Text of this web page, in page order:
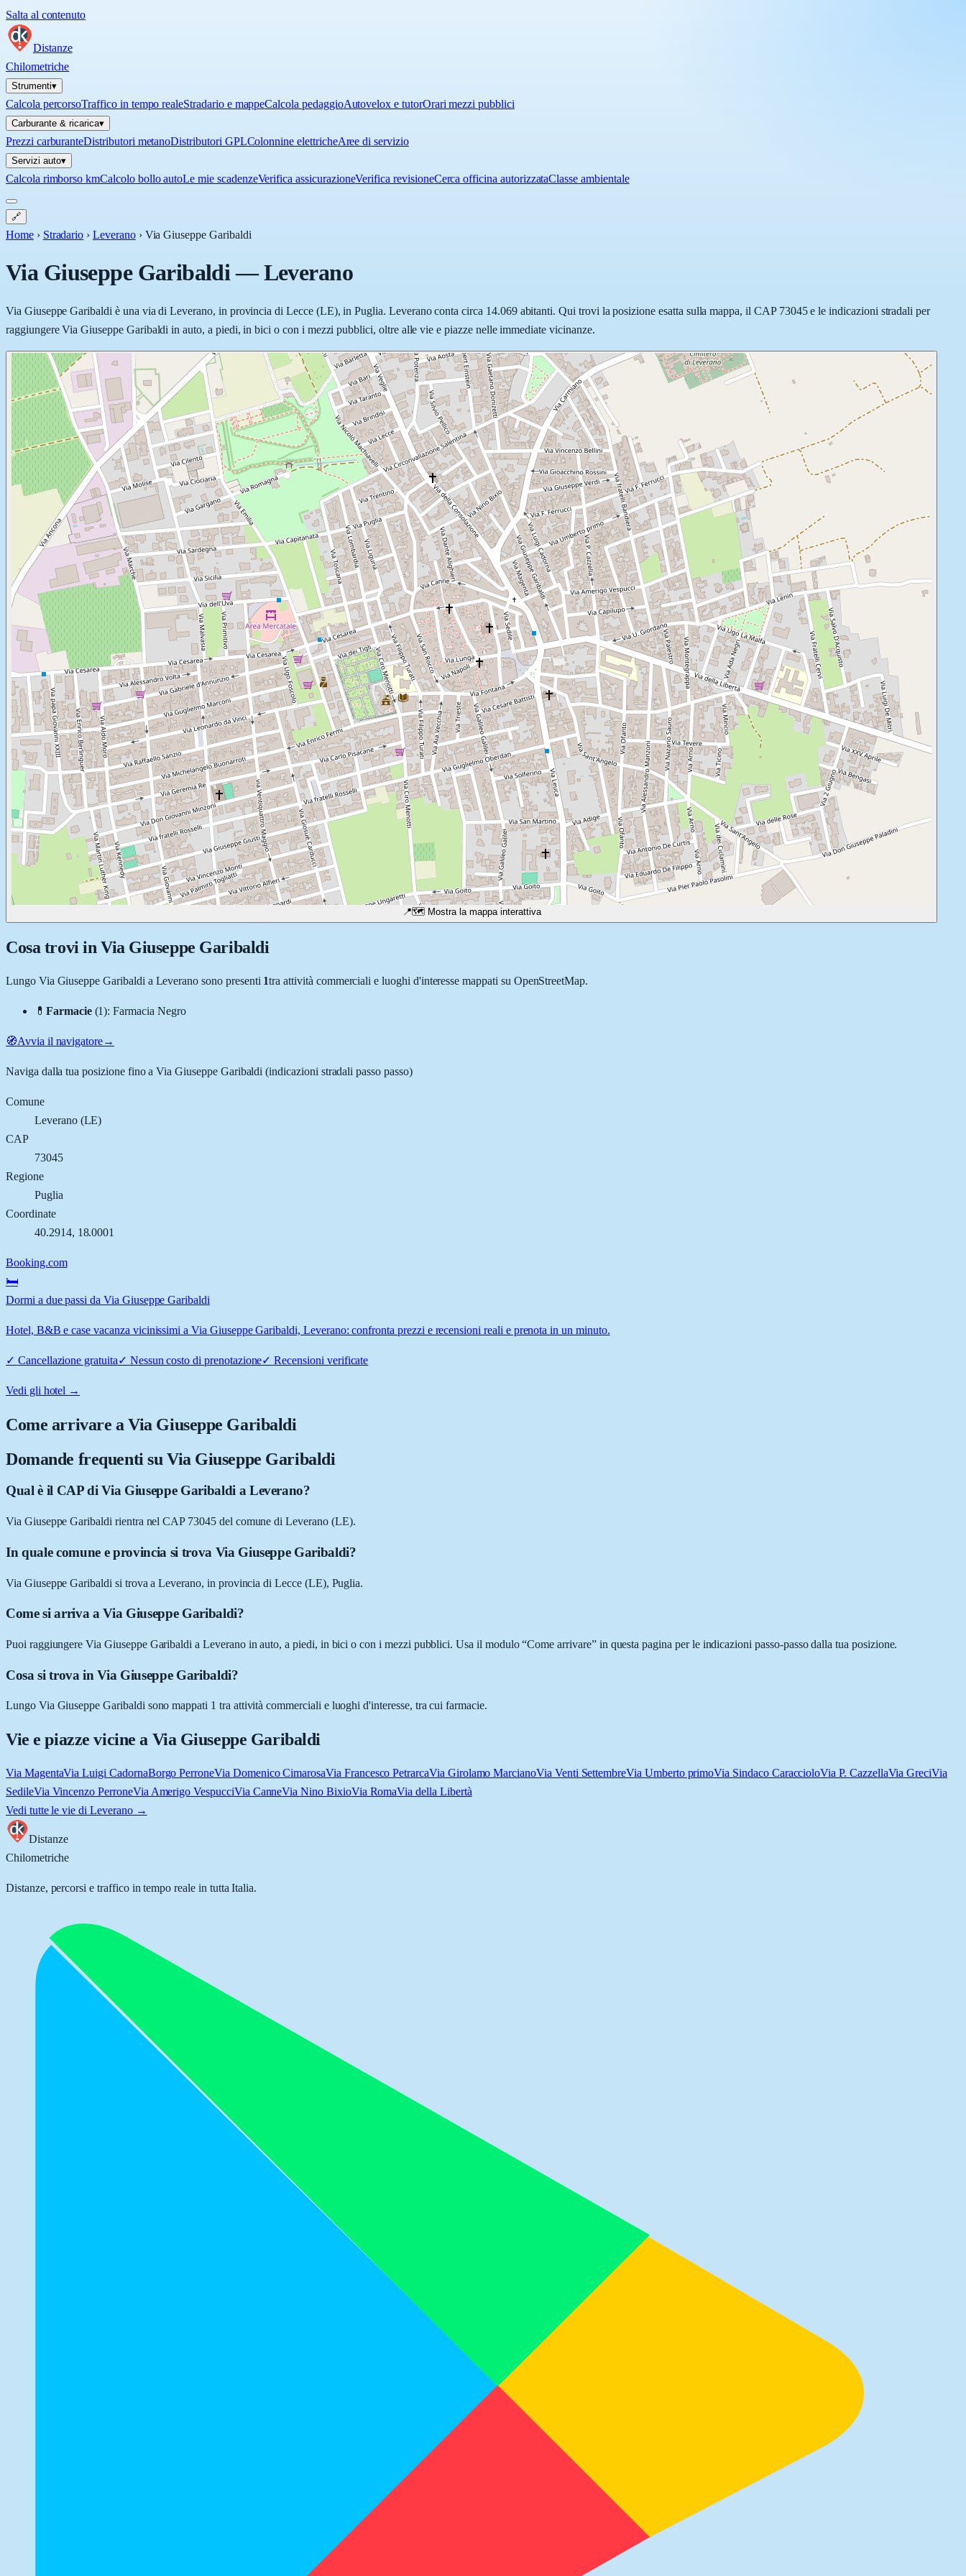
Salta al contenuto
Distanze
Chilometriche
Strumenti▾
Calcola percorsoTraffico in tempo realeStradario e mappeCalcola pedaggioAutovelox e tutorOrari mezzi pubblici
Carburante & ricarica▾
Prezzi carburanteDistributori metanoDistributori GPLColonnine elettricheAree di servizio
Servizi auto▾
Calcola rimborso kmCalcolo bollo autoLe mie scadenzeVerifica assicurazioneVerifica revisioneCerca officina autorizzataClasse ambientale
🔗
Home › Stradario › Leverano › Via Giuseppe Garibaldi
Via Giuseppe Garibaldi—Leverano
Via Giuseppe Garibaldi è una via di Leverano, in provincia di Lecce (LE), in Puglia. Leverano conta circa 14.069 abitanti. Qui trovi la posizione esatta sulla mappa, il CAP 73045 e le indicazioni stradali per
raggiungere Via Giuseppe Garibaldi in auto, a piedi, in bici o con i mezzi pubblici, oltre alle vie e piazze nelle immediate vicinanze.
📍🗺️ Mostra la mappa interattiva
Cosa trovi in Via Giuseppe Garibaldi
Lungo Via Giuseppe Garibaldi a Leverano sono presenti 1tra attività commerciali e luoghi d'interesse mappati su OpenStreetMap.
💊 Farmacie (1):Farmacia Negro
🧭Avvia il navigatore→
Naviga dalla tua posizione fino aVia Giuseppe Garibaldi (indicazioni stradali passo passo)
Comune
Leverano(LE)
CAP
73045
Regione
Puglia
Coordinate
40.2914, 18.0001
Booking.com
🛏️
Dormi a due passi da Via Giuseppe Garibaldi
Hotel, B&B e case vacanza vicinissimi a Via Giuseppe Garibaldi, Leverano: confronta prezzi e recensioni reali e prenota in un minuto.
✓ Cancellazione gratuita✓ Nessun costo di prenotazione✓Recensioni verificate
Vedi gli hotel →
Come arrivare aVia Giuseppe Garibaldi
Domande frequenti su Via Giuseppe Garibaldi
Qual è il CAP di Via Giuseppe Garibaldi a Leverano?
Via Giuseppe Garibaldi rientra nel CAP 73045 del comune di Leverano (LE).
In quale comune e provincia si trova Via Giuseppe Garibaldi?
Via Giuseppe Garibaldi si trova a Leverano, in provincia di Lecce (LE), Puglia.
Come si arriva a Via Giuseppe Garibaldi?
Puoi raggiungere Via Giuseppe Garibaldi a Leverano in auto, a piedi, in bici o con i mezzi pubblici. Usa il modulo “Come arrivare” in questa pagina per le indicazioni passo-passo dalla tua posizione.
Cosa si trova in Via Giuseppe Garibaldi?
Lungo Via Giuseppe Garibaldi sono mappati 1 tra attività commerciali e luoghi d'interesse, tra cui farmacie.
Vie e piazze vicine a Via Giuseppe Garibaldi
Via MagentaVia Luigi CadornaBorgo PerroneVia Domenico CimarosaVia Francesco PetrarcaVia Girolamo MarcianoVia Venti SettembreVia Umberto primoVia Sindaco CaraccioloVia P. CazzellaVia GreciVia
SedileVia Vincenzo PerroneVia Amerigo VespucciVia CanneVia Nino BixioVia RomaVia della Libertà
Vedi tutte le vie di Leverano→
Distanze
Chilometriche
Distanze, percorsi e traffico in tempo reale in tutta Italia.